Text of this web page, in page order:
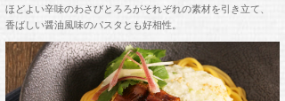
ほどよい辛味のわさびとろろがそれぞれの素材を引き立て、
香ばしい醤油風味のパスタとも好相性。